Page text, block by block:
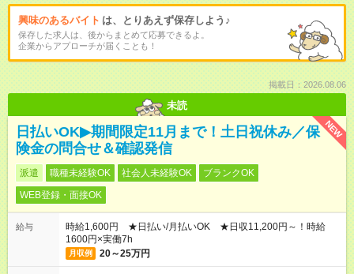
興味のあるバイト は、とりあえず保存しよう♪
保存した求人は、後からまとめて応募できるよ。
企業からアプローチが届くことも！
掲載日：2026.08.06
未読
NEW
日払いOK▶期間限定11月まで！土日祝休み／保
険金の問合せ＆確認発信
派遣 職種未経験OK 社会人未経験OK
ブランクOK
WEB登録・面接OK
給与
時給1,600円 ★日払い/月払いOK ★日収11,200円～！時給
1600円×実働7h
月収例 20～25万円